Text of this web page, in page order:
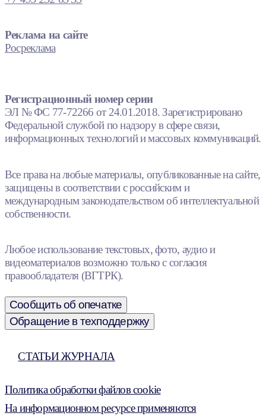
Реклама на сайте
Росреклама
Регистрационный номер серии
ЭЛ № ФС 77-72266 от 24.01.2018. Зарегистрировано
Федеральной службой по надзору в сфере связи,
информационных технологий и массовых коммуникаций.
Все права на любые материалы, опубликованные на сайте,
защищены в соответствии с российским и
международным законодательством об интеллектуальной
собственности.
Любое использование текстовых, фото, аудио и
видеоматериалов возможно только с согласия
правообладателя (ВГТРК).
Сообщить об опечатке
Обращение в техподдержку
СТАТЬИ ЖУРНАЛА
Политика обработки файлов cookie
На информационном ресурсе применяются